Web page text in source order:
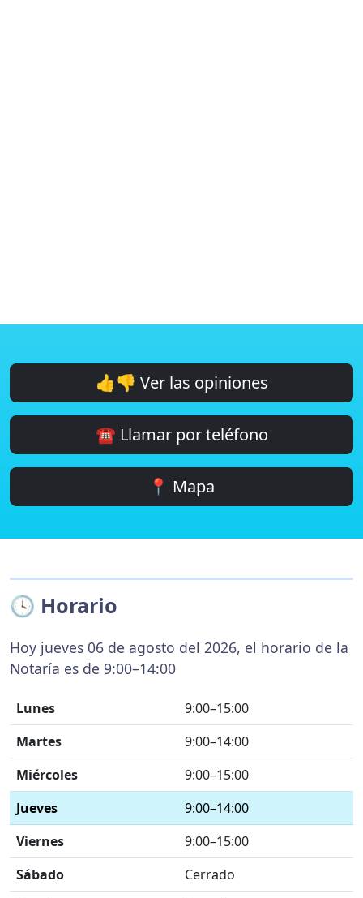
👍👎 Ver las opiniones
☎️ Llamar por teléfono
📍 Mapa
🕓 Horario
Hoy jueves 06 de agosto del 2026, el horario de la
Notaría es de 9:00–14:00
Lunes
9:00–15:00
Martes
9:00–14:00
Miércoles
9:00–15:00
Jueves
9:00–14:00
Viernes
9:00–15:00
Sábado
Cerrado